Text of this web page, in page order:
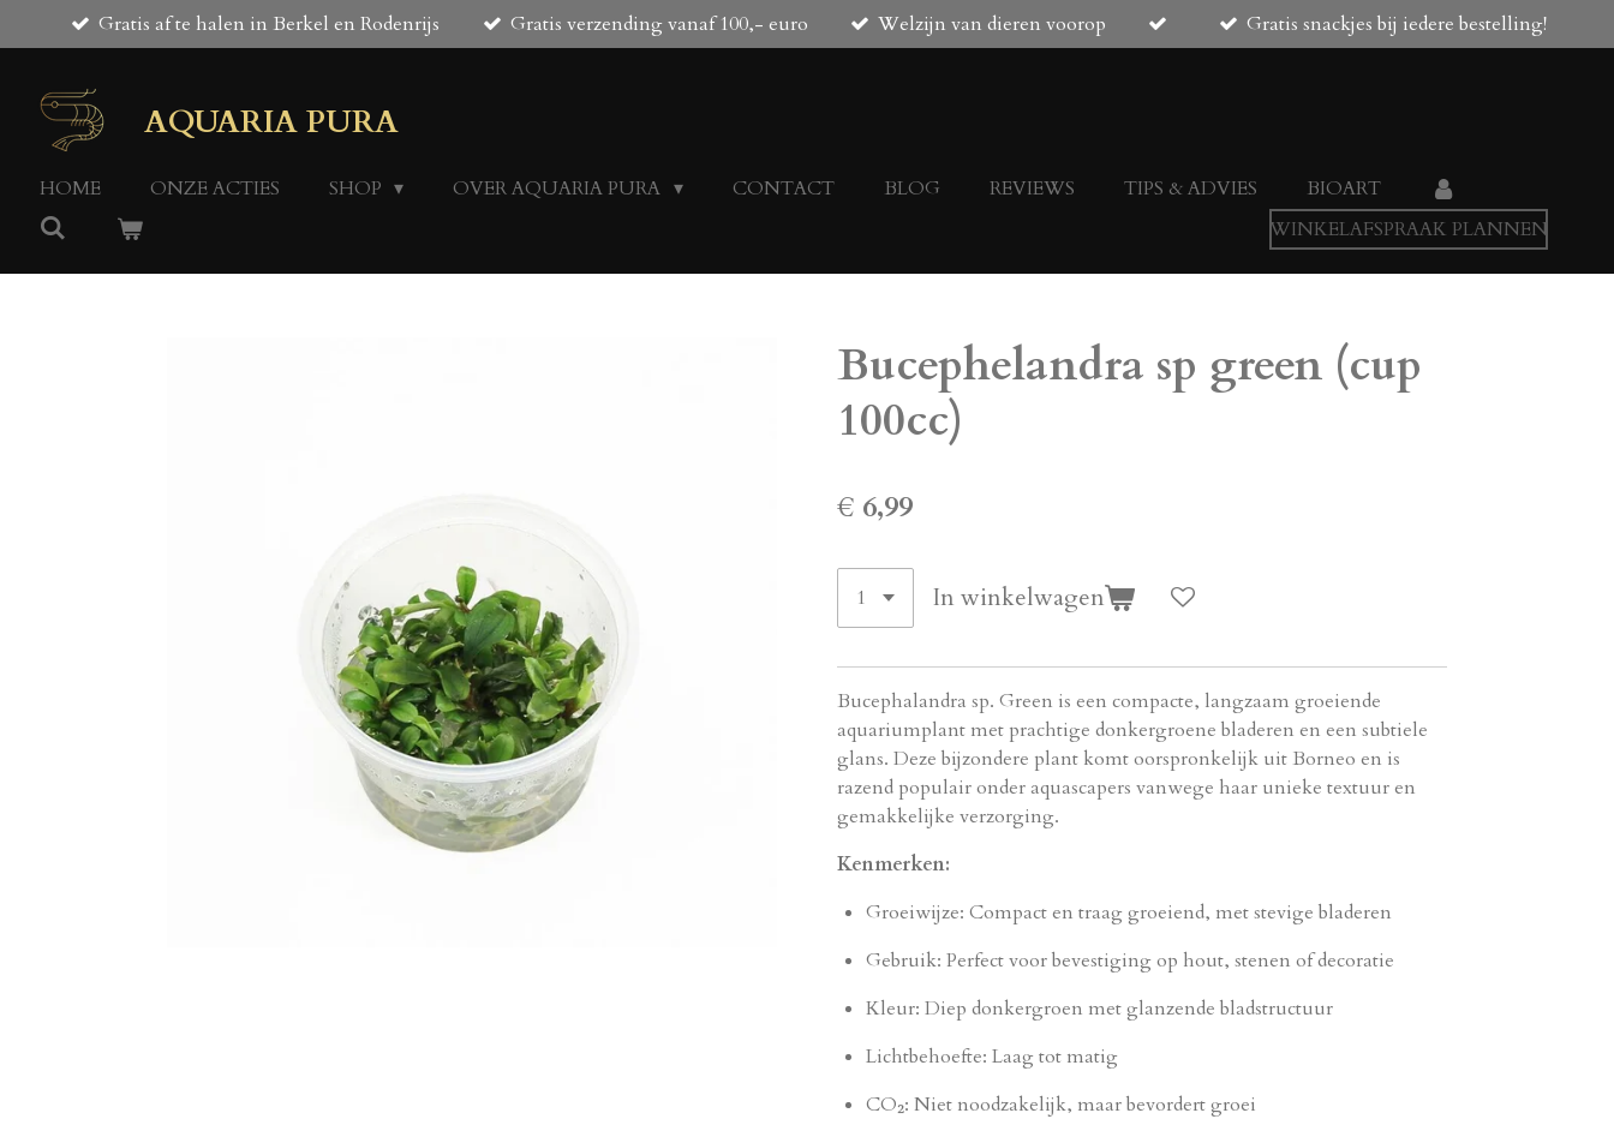
direct
hoofdinhoud
Gratis af te halen in Berkel en Rodenrijs Gratis verzending vanaf 100,- euro Welzijn van dieren voorop Gratis snackjes bij iedere bestelling!
AQUARIA PURA
HOME ONZE ACTIES SHOP OVER AQUARIA PURA CONTACT BLOG REVIEWS TIPS & ADVIES
BIOART
WINKELAFSPRAAK PLANNEN
Bucephelandra sp green (cup
100cc)
€ 6,99
In winkelwagen
Bucephalandra sp. Green is een compacte, langzaam groeiende
aquariumplant met prachtige donkergroene bladeren en een subtiele
glans. Deze bijzondere plant komt oorspronkelijk uit Borneo en is
razend populair onder aquascapers vanwege haar unieke textuur en
gemakkelijke verzorging.
Kenmerken:
Groeiwijze: Compact en traag groeiend, met stevige bladeren
Gebruik: Perfect voor bevestiging op hout, stenen of decoratie
Kleur: Diep donkergroen met glanzende bladstructuur
Lichtbehoefte: Laag tot matig
CO₂: Niet noodzakelijk, maar bevordert groei